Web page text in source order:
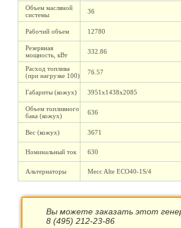
Объем масляной
системы
36
Рабочий объем 12780
Резервная
мощность, кВт
332.86
Расход топлива
(при нагрузке 100)
76.57
Габариты (кожух) 3951х1438х2085
Объем топливного
бака (кожух)
636
Вес (кожух) 3671
Номинальный ток 630
Альтернаторы Mecc Alte ECO40-1S/4
Вы можете заказать этот
8 (495) 212-23-86